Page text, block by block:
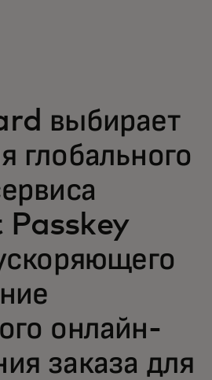
выбирает
глобального
Passkey
онлайн-
заказа для